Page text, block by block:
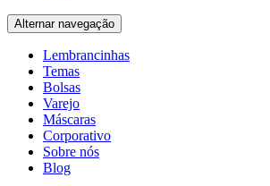
Alternar navegação
Lembrancinhas
Temas
Bolsas
Varejo
Máscaras
Corporativo
Sobre nós
Blog